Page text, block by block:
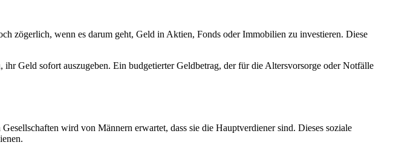
zögerlich, wenn es darum geht, Geld in Aktien, Fonds oder Immobilien zu investieren. Diese
Geld sofort auszugeben. Ein budgetierter Geldbetrag, der für die Altersvorsorge oder Notfälle
wird von Männern erwartet, dass sie die Hauptverdiener sind. Dieses soziale